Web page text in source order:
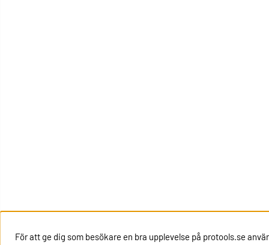
För att ge dig som besökare en bra upplevelse på protools.se